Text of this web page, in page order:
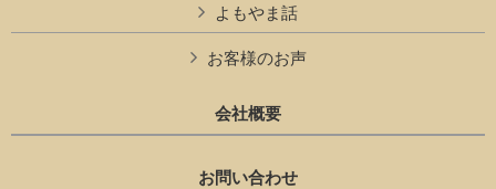
よもやま話
お客様のお声
会社概要
お問い合わせ